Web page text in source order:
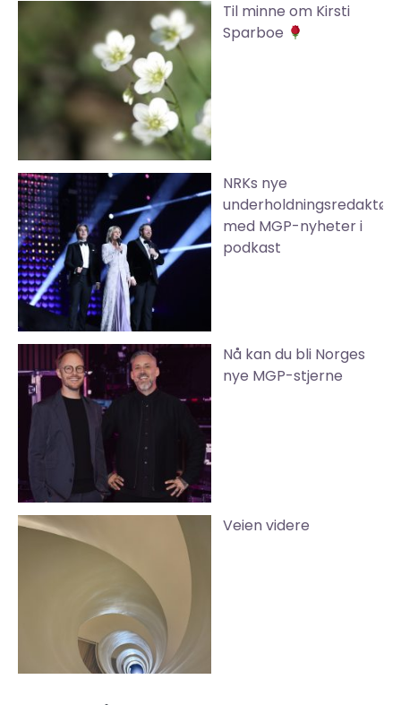
Til minne om Kirsti
Sparboe
NRKs nye
underholdningsredaktør
med MGP-nyheter i
podkast
Nå kan du bli Norges
nye MGP-stjerne
Veien videre